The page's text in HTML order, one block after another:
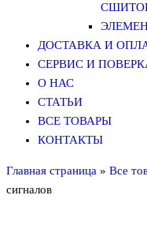
ДОСТАВКА И
СЕРВИС И
О НАС
СТАТЬИ
ВСЕ ТОВАРЫ
КОНТАКТЫ
Главная страница » Все
сигналов